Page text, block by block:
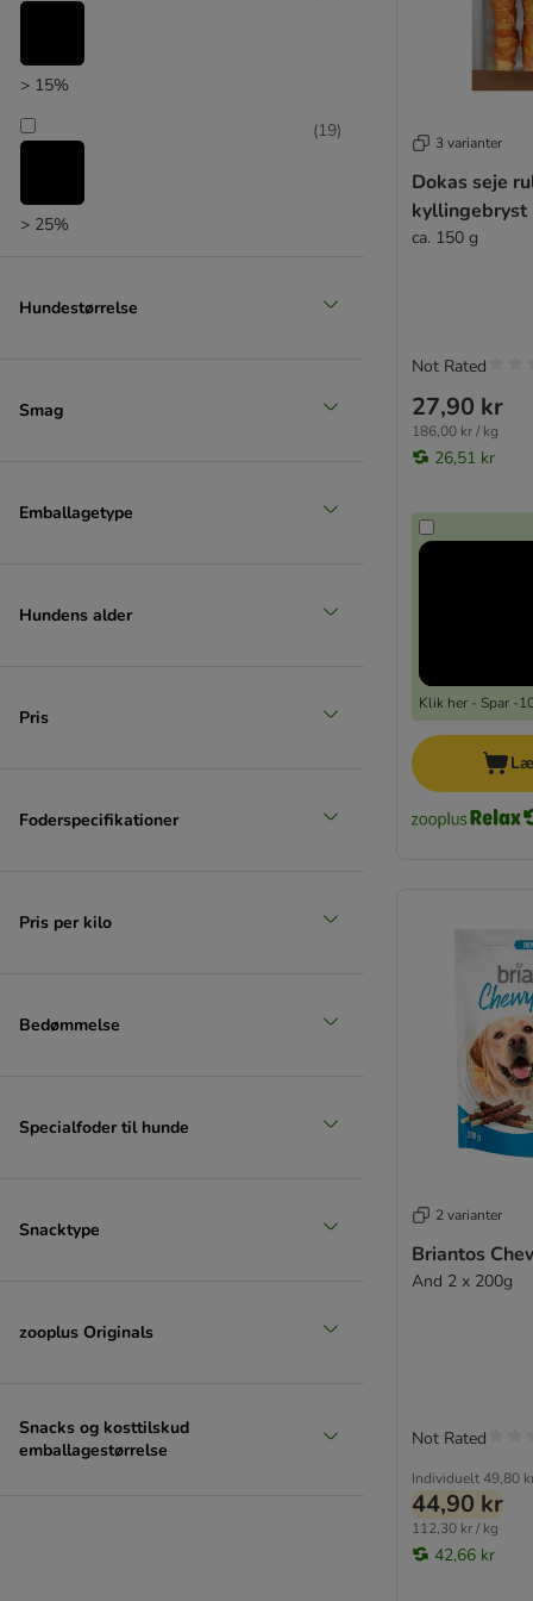
Tubidog
Yarrah
DOGGY Dog
> 15%
> 25%
(19)
Hundestørrelse
Smag
Emballagetype
Hundens alder
Pris
Foderspecifikationer
Pris per kilo
Bedømmelse
Specialfoder til hunde
Snacktype
zooplus Originals
Snacks og kosttilskud
emballagestørrelse
3 varianter
Dokas seje
kyllingebryst
ca. 150 g
27,90 kr
186,00 kr / kg
26,51 kr
Klik her - Spar -
Not Rated
2 varianter
Briantos
And 2 x 200g
Individuelt49,80
44,90 kr
112,30 kr / kg
42,66 kr
Not Rated